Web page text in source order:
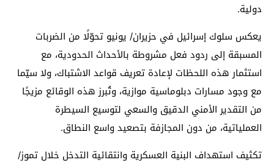
دولية.
يعكس سلوك إسرائيل في حزيران/ يونيو تحوّلًا من الضربات
المسبقة إلى ردود فعل مشروطة بالأحداث الحدودية، مع
استثمار هذه اللحظات لإعادة تعريف قواعد الاشتباك، ولا سيّما
مع وجود مسارات دبلوماسية موازية، وتُبرز هذه الوقائع مزيجًا
من التقدير الأمني الدقيق والسعي لتوسيع السيطرة
العملياتية، من دون المجازفة بتصعيد واسع النطاق.
تكثيف استهداف البنية العسكرية وانتقائية التدخل خلال تموز/